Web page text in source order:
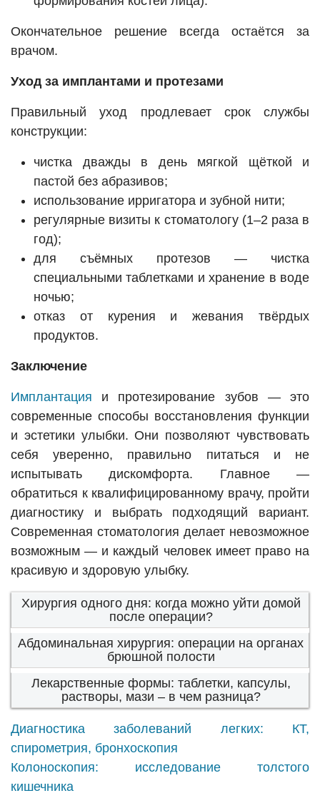
Окончательное решение всегда остаётся за
врачом.
Уход за имплантами и протезами
Правильный уход продлевает срок службы
конструкции:
чистка дважды в день мягкой щёткой и
пастой без абразивов;
использование ирригатора и зубной нити;
регулярные визиты к стоматологу (1–2 раза в
год);
для съёмных протезов — чистка
специальными таблетками и хранение в воде
ночью;
отказ от курения и жевания твёрдых
продуктов.
Заключение
Имплантация и протезирование зубов — это
современные способы восстановления функции
и эстетики улыбки. Они позволяют чувствовать
себя уверенно, правильно питаться и не
испытывать дискомфорта. Главное —
обратиться к квалифицированному врачу, пройти
диагностику и выбрать подходящий вариант.
Современная стоматология делает невозможное
возможным — и каждый человек имеет право на
красивую и здоровую улыбку.
Хирургия одного дня: когда можно уйти домой
после операции?
Абдоминальная хирургия: операции на органах
брюшной полости
Лекарственные формы: таблетки, капсулы,
растворы, мази – в чем разница?
Диагностика заболеваний легких: КТ,
спирометрия, бронхоскопия
Колоноскопия: исследование толстого
кишечника